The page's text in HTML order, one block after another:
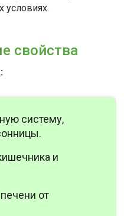
условиях.
свойства
систему,
и
от